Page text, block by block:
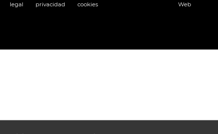
legal
privacidad
cookies
Web